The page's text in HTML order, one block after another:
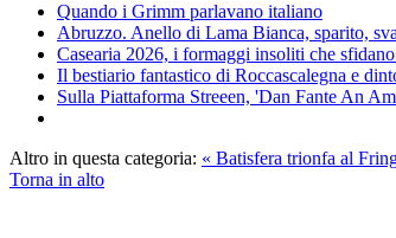
Quando i Grimm parlavano italiano
Abruzzo. Anello di Lama Bianca, sparito,
Casearia 2026, i formaggi insoliti che
Il bestiario fantastico di Roccascalegna e
Sulla Piattaforma Streeen, 'Dan Fante An
Altro in questa categoria: « Batisfera trionfa al
Torna in alto